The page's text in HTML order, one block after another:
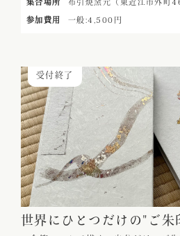
集合場所 布引焼窯元（東近江市外町
参加費用 一般:4,500円
受付終了
世界にひとつだけの"ご朱